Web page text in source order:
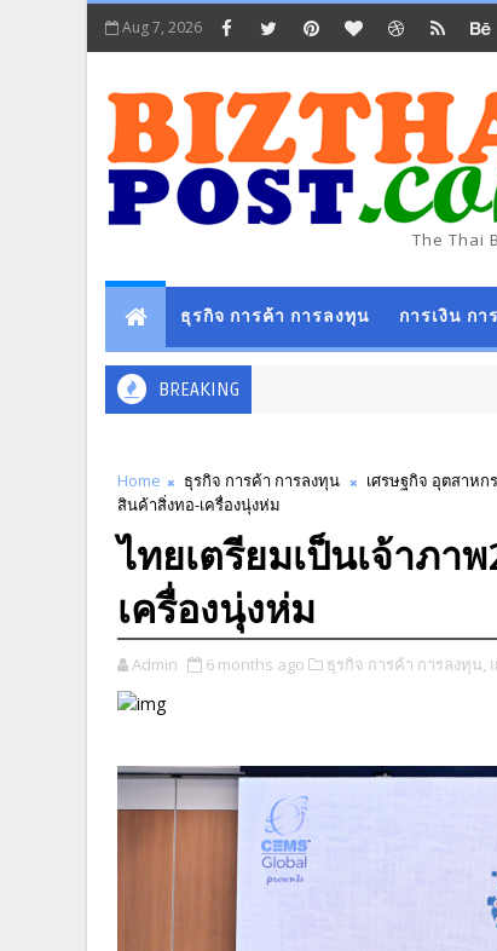
Aug 7, 2026
The Thai
ธุรกิจ การค้า การลงทุน การเงิน ก
BREAKING
Home ธุรกิจ การค้า การลงทุน เศรษฐกิจ อุตสาหก
สินค้าสิ่งทอ-เครื่องนุ่งห่ม
ไทยเตรียมเป็นเจ้าภ
เครื่องนุ่งห่ม
Admin 6 months ago ธุรกิจ การค้า การลงทุน,